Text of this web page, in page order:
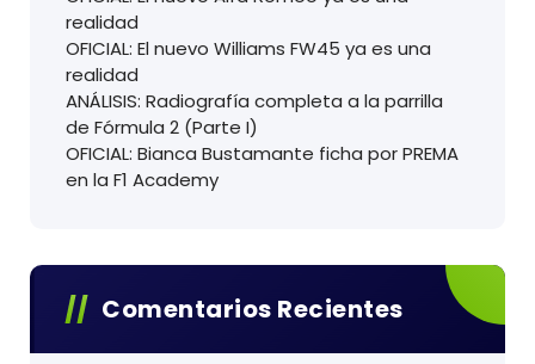
realidad
OFICIAL: El nuevo Williams FW45 ya es una
realidad
ANÁLISIS: Radiografía completa a la parrilla
de Fórmula 2 (Parte I)
OFICIAL: Bianca Bustamante ficha por PREMA
en la F1 Academy
Comentarios Recientes